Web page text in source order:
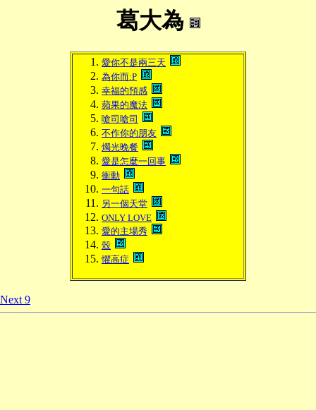
葛大為
愛你不是兩三天
為你而:P
幸福的預感
蘋果的魔法
嗆司嗆司
不作你的朋友
燭光晚餐
愛是怎麼一回事
衝動
一句話
另一個天堂
ONLY LOVE
愛的主場秀
殼
懼高症
Next 9